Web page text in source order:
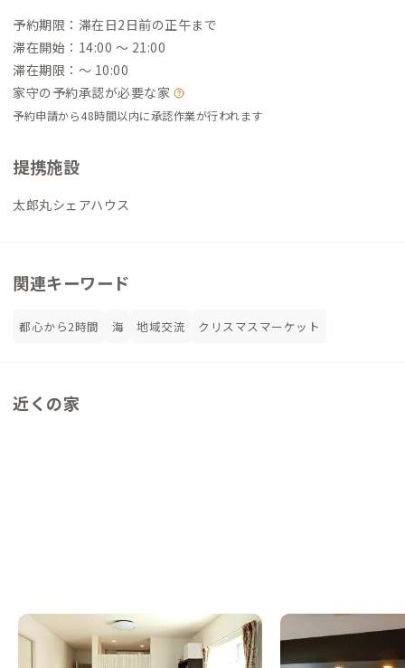
予約期限：滞在日2日前の正午まで
滞在開始：14:00 〜 21:00
滞在期限：〜 10:00
家守の予約承認が必要な家
予約申請から48時間以内に承認作業が行われます
提携施設
太郎丸シェアハウス
関連キーワード
都心から2時間 海 地域交流 クリスマスマーケット
近くの家
糸島A邸 佐賀A邸
佐賀県 ゲストハウス